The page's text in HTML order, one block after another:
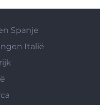
Spanje
Italië